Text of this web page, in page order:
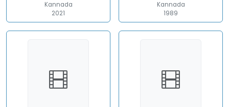
Kannada
2021
Kannada
1989